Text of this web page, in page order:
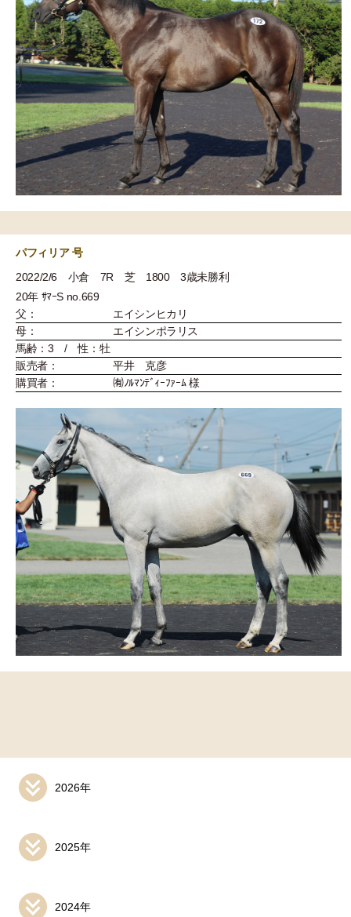
パフィリア 号
2022/2/6 小倉 7R 芝 1800 3歳未勝利
20年 ｻﾏｰS no.669
父：
エイシンヒカリ
母：
エイシンポラリス
馬齢：3 / 性：牡
販売者：
平井 克彦
購買者：
㈲ﾉﾙﾏﾝﾃﾞｨｰﾌｧｰﾑ 様
2026年
2025年
2024年